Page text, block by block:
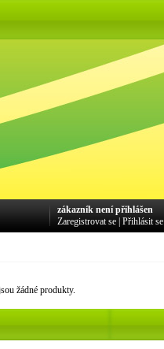
žádné produkty.
zákazník není přihlášen
Zaregistrovat se Přihlásit se